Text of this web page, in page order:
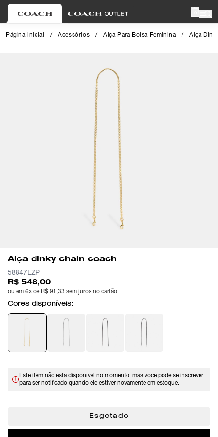
Página inicial / Acessórios / Alça Para Bolsa Feminina / Alça
Alça dinky chain coach
58847LZP
R$ 548,00
ou em 6x de R$ 91,33 sem juros no cartão
Cores disponíveis:
Este item não está disponível no momento, mas você pode se inscrever
para ser notificado quando ele estiver novamente em estoque.
Esgotado